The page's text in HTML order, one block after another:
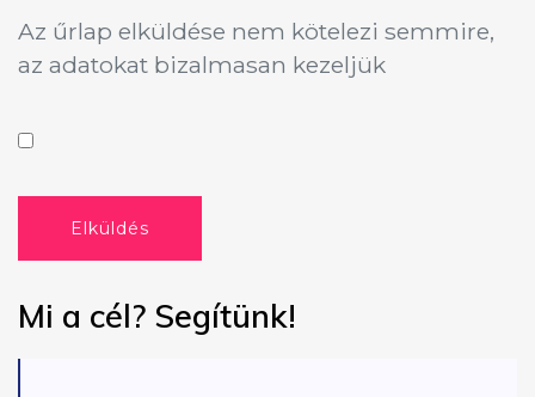
Az űrlap elküldése nem kötelezi semmire,
az adatokat bizalmasan kezeljük
Elküldés
Mi a cél? Segítünk!